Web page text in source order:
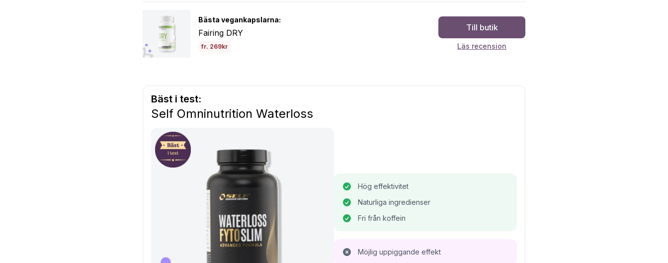
Bästa vegankapslarna:
Fairing DRY
fr. 269kr
Till butik
Läs recension
Bäst i test:
Self Omninutrition Waterloss
Hög effektivitet
Naturliga ingredienser
Fri från koffein
Möjlig uppiggande effekt